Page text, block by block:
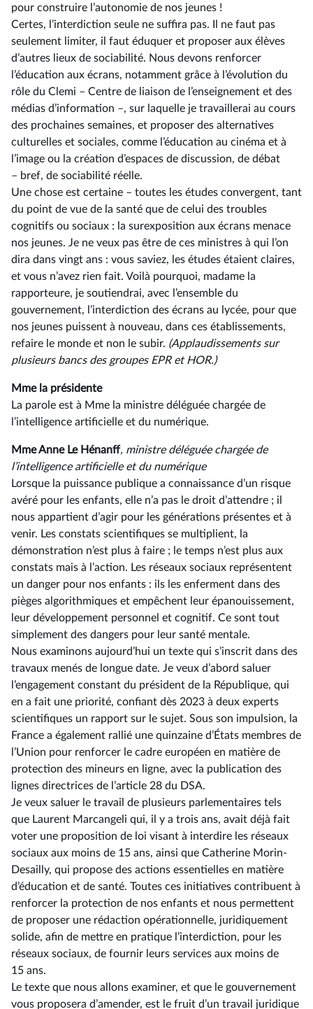
pour construire l’autonomie de nos jeunes !
Certes, l’interdiction seule ne suffira pas. Il ne faut pas
seulement limiter, il faut éduquer et proposer aux élèves
d’autres lieux de sociabilité. Nous devons renforcer
l’éducation aux écrans, notamment grâce à l’évolution du
rôle du Clemi –⁠ Centre de liaison de l’enseignement et des
médias d’information –, sur laquelle je travaillerai au cours
des prochaines semaines, et proposer des alternatives
culturelles et sociales, comme l’éducation au cinéma et à
l’image ou la création d’espaces de discussion, de débat
–⁠ bref, de sociabilité réelle.
Une chose est certaine –⁠ toutes les études convergent, tant
du point de vue de la santé que de celui des troubles
cognitifs ou sociaux : la surexposition aux écrans menace
nos jeunes. Je ne veux pas être de ces ministres à qui l’on
dira dans vingt ans : vous saviez, les études étaient claires,
et vous n’avez rien fait. Voilà pourquoi, madame la
rapporteure, je soutiendrai, avec l’ensemble du
gouvernement, l’interdiction des écrans au lycée, pour que
nos jeunes puissent à nouveau, dans ces établissements,
refaire le monde et non le subir. (Applaudissements sur
plusieurs bancs des groupes EPR et HOR.)
Mme la présidente
La parole est à Mme la ministre déléguée chargée de
l’intelligence artificielle et du numérique.
Mme Anne Le Hénanff, ministre déléguée chargée de
l’intelligence artificielle et du numérique
Lorsque la puissance publique a connaissance d’un risque
avéré pour les enfants, elle n’a pas le droit d’attendre ; il
nous appartient d’agir pour les générations présentes et à
venir. Les constats scientifiques se multiplient, la
démonstration n’est plus à faire ; le temps n’est plus aux
constats mais à l’action. Les réseaux sociaux représentent
un danger pour nos enfants : ils les enferment dans des
pièges algorithmiques et empêchent leur épanouissement,
leur développement personnel et cognitif. Ce sont tout
simplement des dangers pour leur santé mentale.
Nous examinons aujourd’hui un texte qui s’inscrit dans des
travaux menés de longue date. Je veux d’abord saluer
l’engagement constant du président de la République, qui
en a fait une priorité, confiant dès 2023 à deux experts
scientifiques un rapport sur le sujet. Sous son impulsion, la
France a également rallié une quinzaine d’États membres de
l’Union pour renforcer le cadre européen en matière de
protection des mineurs en ligne, avec la publication des
lignes directrices de l’article 28 du DSA.
Je veux saluer le travail de plusieurs parlementaires tels
que Laurent Marcangeli qui, il y a trois ans, avait déjà fait
voter une proposition de loi visant à interdire les réseaux
sociaux aux moins de 15 ans, ainsi que Catherine Morin-
Desailly, qui propose des actions essentielles en matière
d’éducation et de santé. Toutes ces initiatives contribuent à
renforcer la protection de nos enfants et nous permettent
de proposer une rédaction opérationnelle, juridiquement
solide, afin de mettre en pratique l’interdiction, pour les
réseaux sociaux, de fournir leurs services aux moins de
15 ans.
Le texte que nous allons examiner, et que le gouvernement
vous proposera d’amender, est le fruit d’un travail juridique